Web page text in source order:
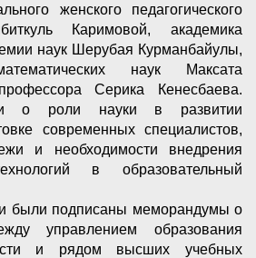
женского педагогического
Каримовой, академика
наук Шерубая Курманбайулы,
наук Максата
Серика Кенесбаева.
о роли науки в развитии
современных специалистов,
и необходимости внедрения
в образовательный
были подписаны меморандумы о
управлением образования
и рядом высших учебных